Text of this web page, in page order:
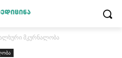
მკურნალობა